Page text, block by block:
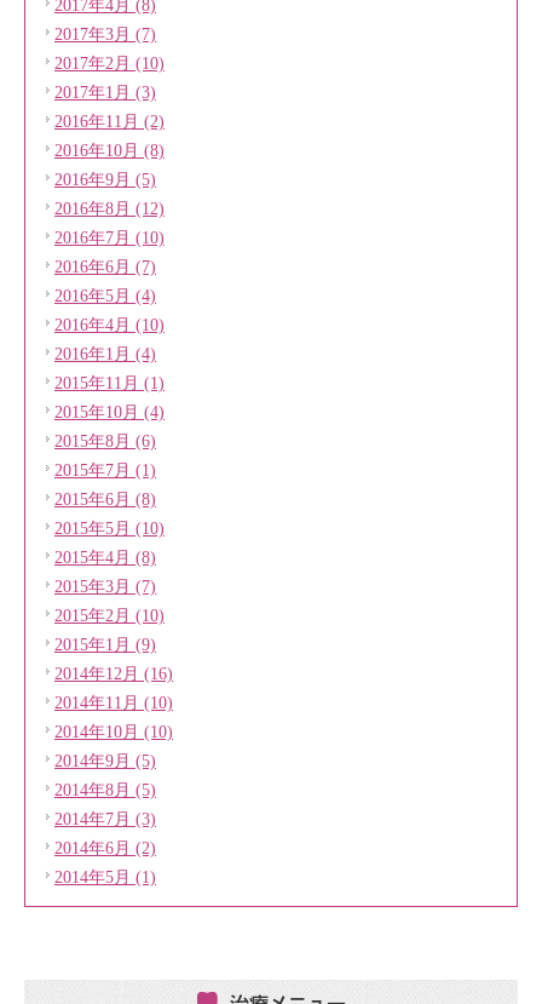
2017年4月 (8)
2017年3月 (7)
2017年2月 (10)
2017年1月 (3)
2016年11月 (2)
2016年10月 (8)
2016年9月 (5)
2016年8月 (12)
2016年7月 (10)
2016年6月 (7)
2016年5月 (4)
2016年4月 (10)
2016年1月 (4)
2015年11月 (1)
2015年10月 (4)
2015年8月 (6)
2015年7月 (1)
2015年6月 (8)
2015年5月 (10)
2015年4月 (8)
2015年3月 (7)
2015年2月 (10)
2015年1月 (9)
2014年12月 (16)
2014年11月 (10)
2014年10月 (10)
2014年9月 (5)
2014年8月 (5)
2014年7月 (3)
2014年6月 (2)
2014年5月 (1)